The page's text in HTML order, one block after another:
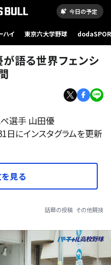
今日の予定
ハイ 東京六大学野球
語る世界フェンシ
ペ選手 山田優
にインスタグラムを更新
見る
話題の投稿 その他競技